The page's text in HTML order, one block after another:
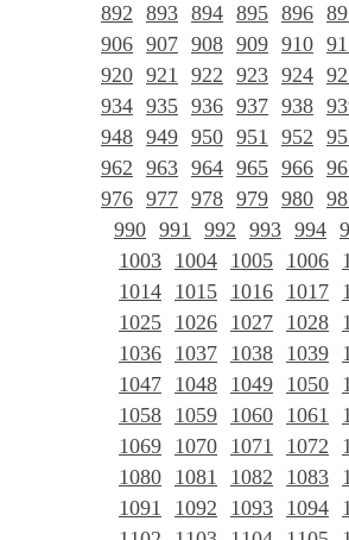
892 893 894 895 896
906 907 908 909 910
920 921 922 923 924
934 935 936 937 938
948 949 950 951 952
962 963 964 965 966
976 977 978 979 980
990 991 992 993 994
1003 1004 1005 1006
1014 1015 1016 1017
1025 1026 1027 1028
1036 1037 1038 1039
1047 1048 1049 1050
1058 1059 1060 1061
1069 1070 1071 1072
1080 1081 1082 1083
1091
1092 1093 1094